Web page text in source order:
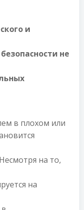
и
не
в плохом или
на то,
на